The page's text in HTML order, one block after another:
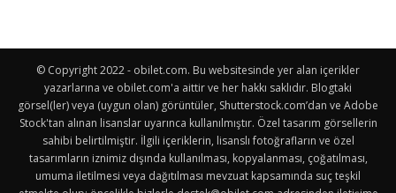
© Copyright 2022 - obilet.com. Bu websitesinde yer alan içerikler
yazarlarına ve obilet.com'a aittir ve her hakkı saklıdır. Blogtaki
görsel(ler) veya (uygun olan) görüntüler, Shutterstock.com’dan ve Adobe
Stock'tan alınan lisanslar uyarınca kullanılmıştır. Özel tasarım görsellerin
sahibi belirtilmiştir. İlgili içeriklerin, lisanslı fotoğrafların ve özel
tasarımların iznimiz dışında kullanılması, kopyalanması, çoğatılması,
umuma iletilmesi veya dağıtılması mevzuat kapsamında suç teşkil